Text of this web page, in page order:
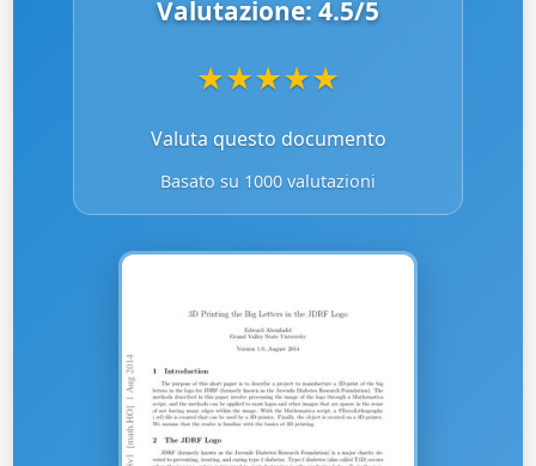
Valutazione: 4.5/5
★★★★★
Valuta questo documento
Basato su 1000 valutazioni